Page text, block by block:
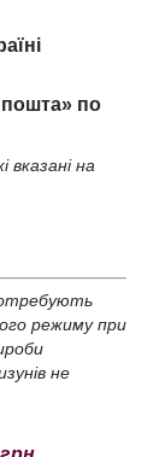
по
вказані на
режиму при
не